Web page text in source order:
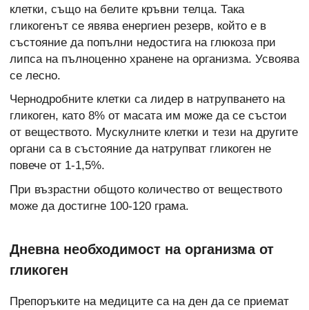
клетки, също на белите кръвни телца. Така
гликогенът се явява енергиен резерв, който е в
състояние да попълни недостига на глюкоза при
липса на пълноценно хранене на организма. Усвоява
се лесно.
Чернодробните клетки са лидер в натрупването на
гликоген, като 8% от масата им може да се състои
от веществото. Мускулните клетки и тези на другите
органи са в състояние да натрупват гликоген не
повече от 1-1,5%.
При възрастни общото количество от веществото
може да достигне 100-120 грама.
Дневна необходимост на организма от
гликоген
Препоръките на медиците са на ден да се приемат